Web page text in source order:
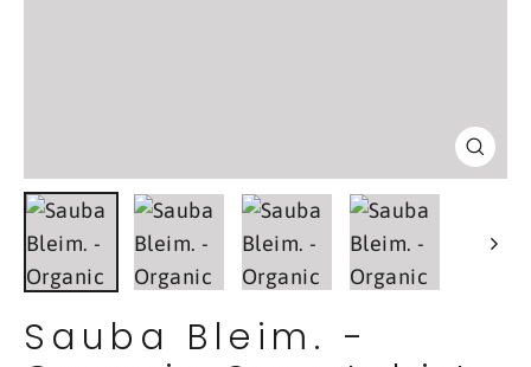
Sauba Bleim. -